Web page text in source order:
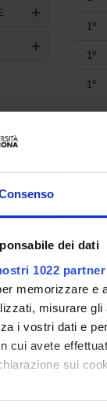
dei dati
1022 partner
memorizzare e
misurare
i vostri dati e
cui avete
sui
consenso,
1°
1°
1°
1°
1°
1°
1°
2°
2°